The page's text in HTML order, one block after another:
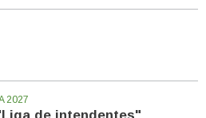
2027
de intendentes"